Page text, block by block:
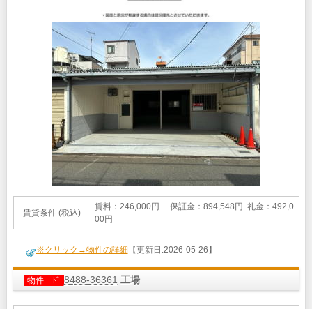
賃貸条件 (税込)
賃料：246,000円 保証金：894,548円 礼金：492,0
00円
※クリック→物件の詳細 【更新日:2026-05-26】
物件ｺｰﾄﾞ 8488-36361 工場